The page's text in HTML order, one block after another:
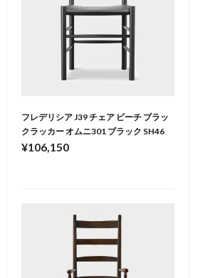
フレデリシア J39 チェア ビーチ ブラッ
クラッカー オムニ301 ブラック SH46
¥106,150